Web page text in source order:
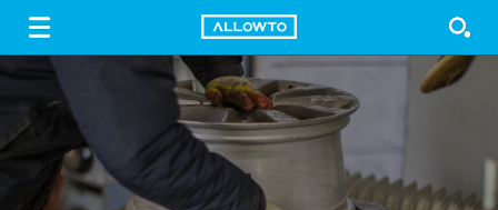
FREE DOWNLOAD GUIDE